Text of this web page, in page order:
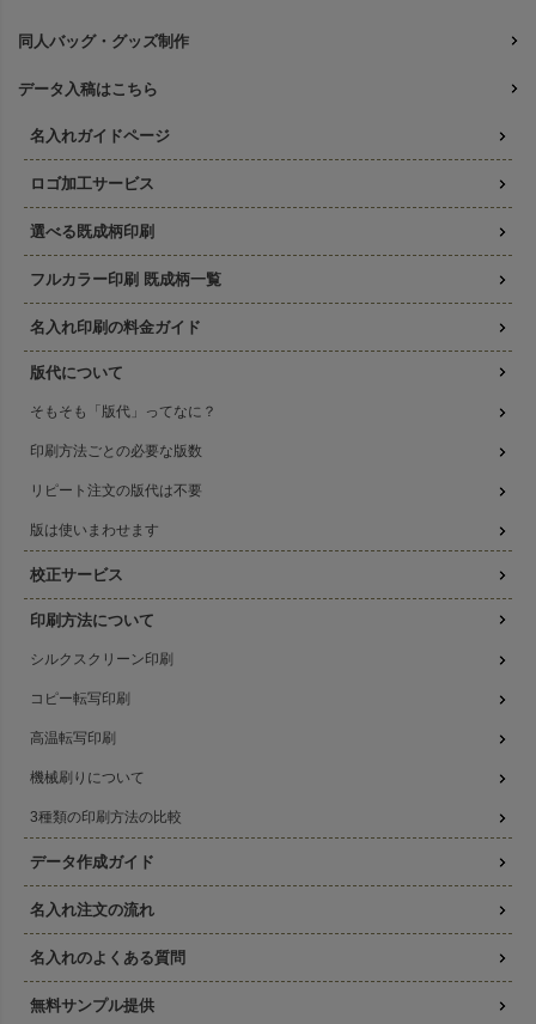
同人バッグ・グッズ制作
データ入稿はこちら
名入れガイドページ
ロゴ加工サービス
選べる既成柄印刷
フルカラー印刷 既成柄一覧
名入れ印刷の料金ガイド
版代について
そもそも「版代」ってなに？
印刷方法ごとの必要な版数
リピート注文の版代は不要
版は使いまわせます
校正サービス
印刷方法について
シルクスクリーン印刷
コピー転写印刷
高温転写印刷
機械刷りについて
3種類の印刷方法の比較
データ作成ガイド
名入れ注文の流れ
名入れのよくある質問
無料サンプル提供